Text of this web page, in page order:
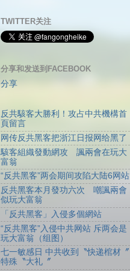
TWITTER关注
分享和发送到FACEBOOK
分享
反共駭客大勝利！攻占中共機構首
頁留言
网传反共黑客把浙江日报网给黑了
駭客組織發動網攻 諷兩會在玩大
富翁
“反共黑客”两会期间攻陷大陆6网站
反共黑客本月發功六次 嘲諷兩會
似玩大富翁
「反共黑客」入侵多個網站
“反共黑客”入侵中共网站 斥两会是
玩大富翁（组图）
七一敏感日 中共收到〝快递棺材〞
特殊〝大礼〞